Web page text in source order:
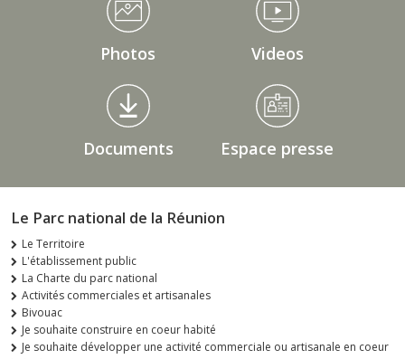
Photos Videos
Documents Espace presse
Le Parc national de la Réunion
Le Territoire
L'établissement public
La Charte du parc national
Activités commerciales et artisanales
Bivouac
Je souhaite construire en coeur habité
Je souhaite développer une activité commerciale ou artisanale en coeur